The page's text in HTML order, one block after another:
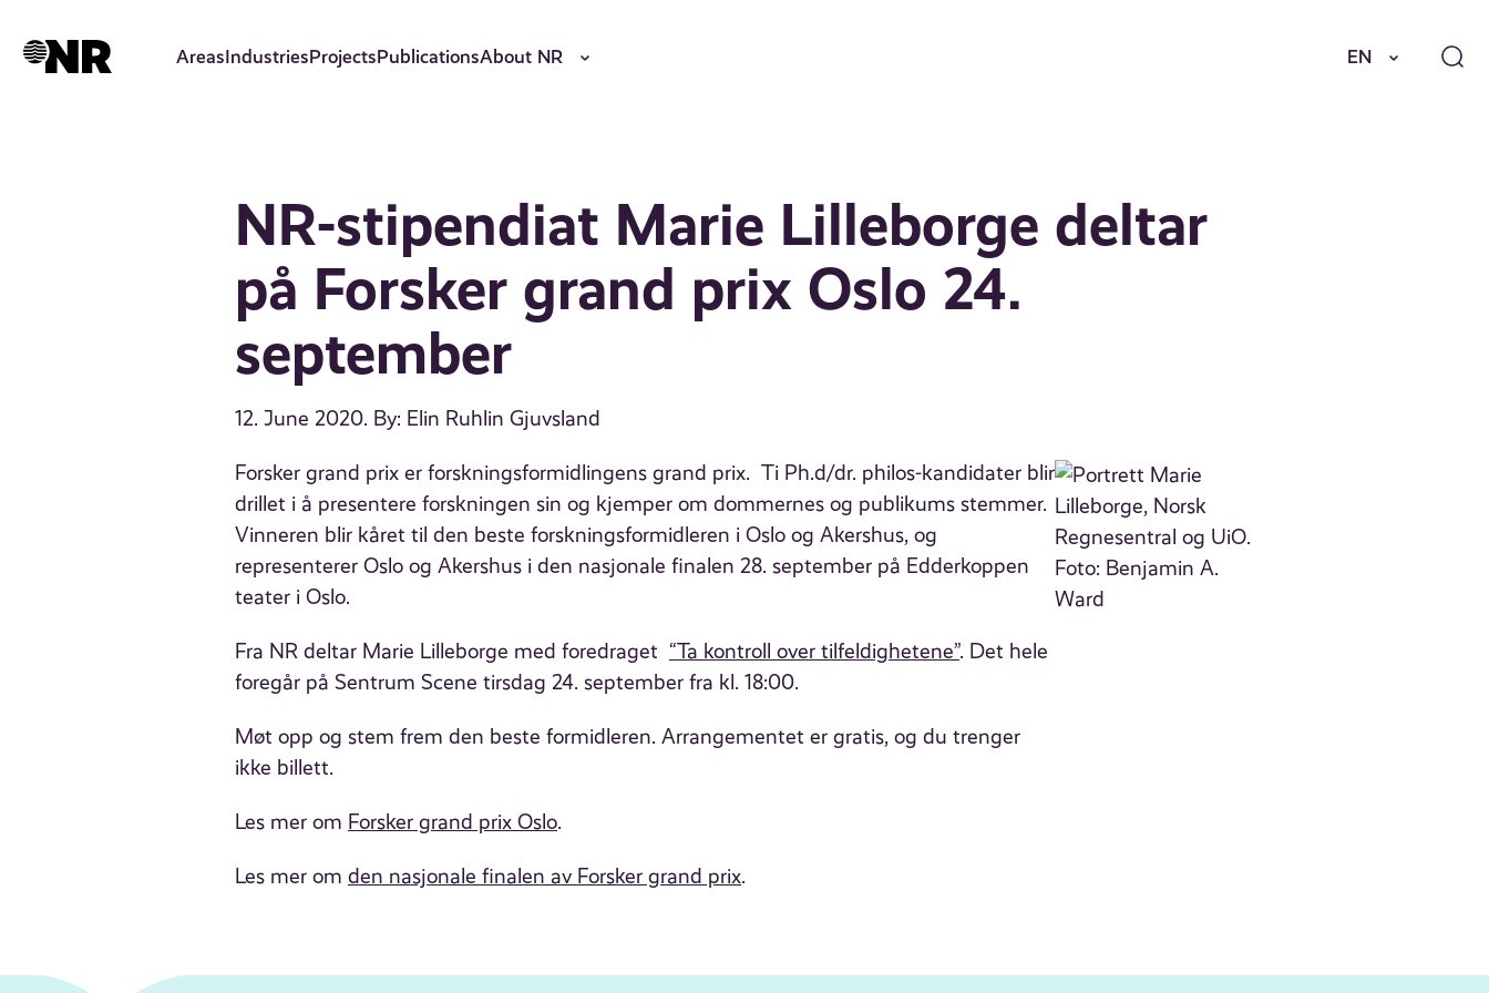
AreasIndustriesProjectsPublicationsAbout NR EN
NR-stipendiat Marie Lilleborge deltar
på Forsker grand prix Oslo 24.
september
12. June 2020. By: Elin Ruhlin Gjuvsland
Forsker grand prix er forskningsformidlingens grand prix. Ti Ph.d/dr. philos-kandidater blir
drillet i å presentere forskningen sin og kjemper om dommernes og publikums stemmer.
Vinneren blir kåret til den beste forskningsformidleren i Oslo og Akershus, og
representerer Oslo og Akershus i den nasjonale finalen 28. september på Edderkoppen
teater i Oslo.
Fra NR deltar Marie Lilleborge med foredraget “Ta kontroll over tilfeldighetene”. Det hele
foregår på Sentrum Scene tirsdag 24. september fra kl. 18:00.
Møt opp og stem frem den beste formidleren. Arrangementet er gratis, og du trenger
ikke billett.
Les mer om Forsker grand prix Oslo.
Les mer om den nasjonale finalen av Forsker grand prix.